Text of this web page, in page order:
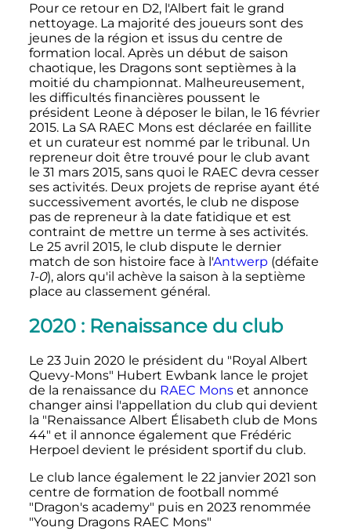
Pour ce retour en D2, l'Albert fait le grand
nettoyage. La majorité des joueurs sont des
jeunes de la région et issus du centre de
formation local. Après un début de saison
chaotique, les Dragons sont septièmes à la
moitié du championnat. Malheureusement,
les difficultés financières poussent le
président Leone à déposer le bilan, le 16 février
2015. La SA RAEC Mons est déclarée en faillite
et un curateur est nommé par le tribunal. Un
repreneur doit être trouvé pour le club avant
le 31 mars 2015, sans quoi le RAEC devra cesser
ses activités. Deux projets de reprise ayant été
successivement avortés, le club ne dispose
pas de repreneur à la date fatidique et est
contraint de mettre un terme à ses activités.
Le 25 avril 2015, le club dispute le dernier
match de son histoire face à l'Antwerp (défaite
1-0), alors qu'il achève la saison à la septième
place au classement général.
2020 : Renaissance du club
Le 23 Juin 2020 le président du "Royal Albert
Quevy-Mons" Hubert Ewbank lance le projet
de la renaissance du RAEC Monset annonce
changer ainsi l'appellation du club qui devient
la "Renaissance Albert Élisabeth club de Mons
44" et il annonce également que Frédéric
Herpoel devient le président sportif du club.
Le club lance également le 22 janvier 2021 son
centre de formation de football nommé
"Dragon's academy" puis en 2023 renommée
"Young Dragons RAEC Mons"